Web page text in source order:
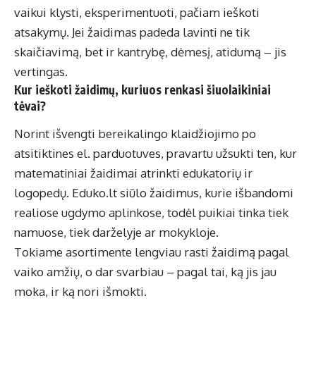
vaikui klysti, eksperimentuoti, pačiam ieškoti
atsakymų. Jei žaidimas padeda lavinti ne tik
skaičiavimą, bet ir kantrybę, dėmesį, atidumą – jis
vertingas.
Kur ieškoti žaidimų, kuriuos renkasi šiuolaikiniai
tėvai?
Norint išvengti bereikalingo klaidžiojimo po
atsitiktines el. parduotuves, pravartu užsukti ten, kur
matematiniai žaidimai atrinkti edukatorių ir
logopedų. Eduko.ltsiūlo žaidimus, kurie išbandomi
realiose ugdymo aplinkose, todėl puikiai tinka tiek
namuose, tiek darželyje ar mokykloje.
Tokiame asortimente lengviau rasti žaidimą pagal
vaiko amžių, o dar svarbiau – pagal tai, ką jis jau
moka, ir ką nori išmokti.